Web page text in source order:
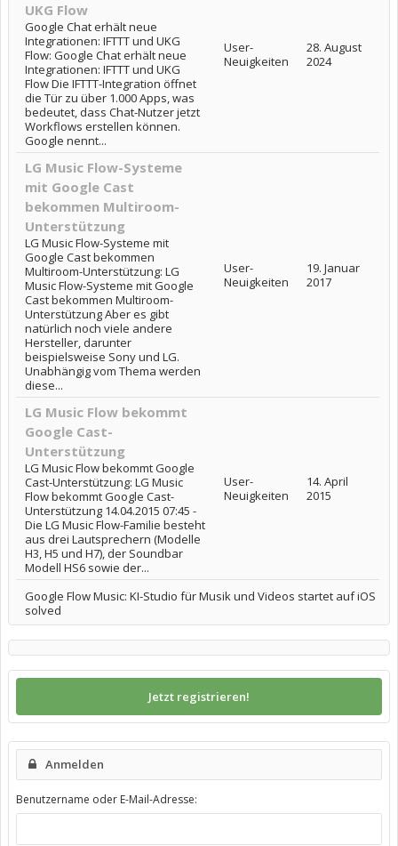
UKG Flow
Google Chat erhält neue
Integrationen: IFTTT und UKG
Flow: Google Chat erhält neue
Integrationen: IFTTT und UKG
Flow Die IFTTT-Integration öffnet
die Tür zu über 1.000 Apps, was
bedeutet, dass Chat-Nutzer jetzt
Workflows erstellen können.
Google nennt...
User-
Neuigkeiten
28. August
2024
LG Music Flow-Systeme
mit Google Cast
bekommen Multiroom-
Unterstützung
LG Music Flow-Systeme mit
Google Cast bekommen
Multiroom-Unterstützung: LG
Music Flow-Systeme mit Google
Cast bekommen Multiroom-
Unterstützung Aber es gibt
natürlich noch viele andere
Hersteller, darunter
beispielsweise Sony und LG.
Unabhängig vom Thema werden
diese...
User-
Neuigkeiten
19. Januar
2017
LG Music Flow bekommt
Google Cast-
Unterstützung
LG Music Flow bekommt Google
Cast-Unterstützung: LG Music
Flow bekommt Google Cast-
Unterstützung 14.04.2015 07:45 -
Die LG Music Flow-Familie besteht
aus drei Lautsprechern (Modelle
H3, H5 und H7), der Soundbar
Modell HS6 sowie der...
User-
Neuigkeiten
14. April
2015
Google Flow Music: KI-Studio für Musik und Videos startet auf iOS
solved
Jetzt registrieren!
Anmelden
Benutzername oder E-Mail-Adresse: